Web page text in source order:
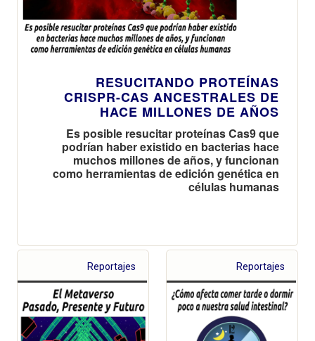
RESUCITANDO PROTEÍNAS
CRISPR-CAS ANCESTRALES DE
HACE MILLONES DE AÑOS
Es posible resucitar proteínas Cas9 que
podrían haber existido en bacterias hace
muchos millones de años, y funcionan
como herramientas de edición genética en
células humanas
Reportajes Reportajes